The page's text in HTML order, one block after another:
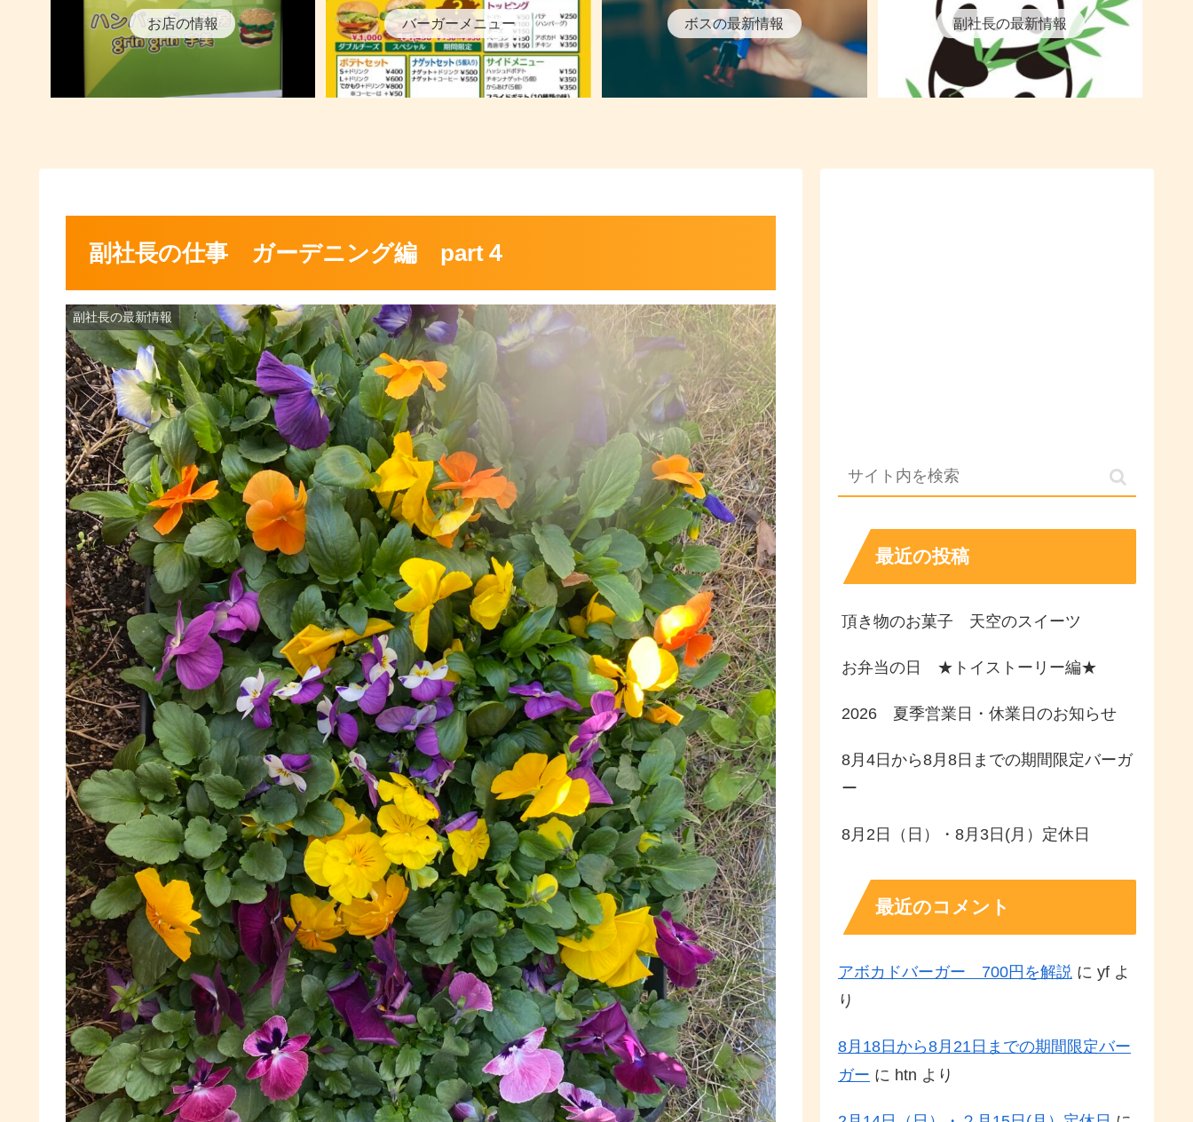
お店の情報 バーガーメニュー ボスの最新情報 副社長の最新情報
副社長の仕事 ガーデニング編 part４
副社長の最新情報
最近の投稿
頂き物のお菓子 天空のスイーツ
お弁当の日 ★トイストーリー編★
2026 夏季営業日・休業日のお知らせ
8月4日から8月8日までの期間限定バーガ
ー
8月2日（日）・8月3日(月）定休日
最近のコメント
アボカドバーガー 700円を解説 に yf よ
り
8月18日から8月21日までの期間限定バー
ガー に htn より